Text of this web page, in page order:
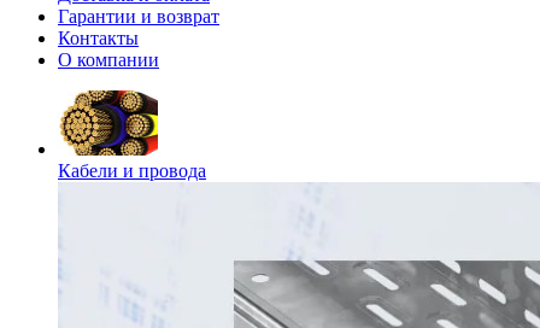
Гарантии и возврат
Контакты
О компании
Кабели и провода